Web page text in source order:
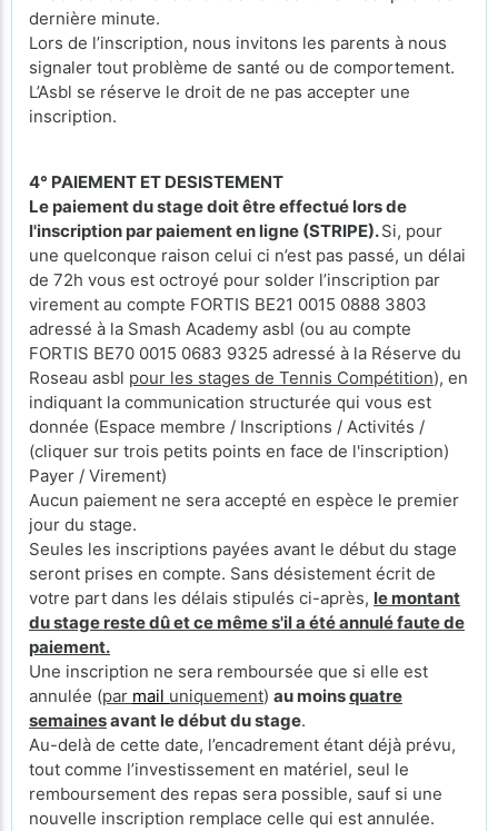
dernière minute.
Lors de l’inscription, nous invitons les parents à nous
signaler tout problème de santé ou de comportement.
L’Asbl se réserve le droit de ne pas accepter une
inscription.
4° PAIEMENT ET DESISTEMENT
Le paiement du stage doit être effectué lors de
l'inscription par paiement en ligne (STRIPE).Si, pour
une quelconque raison celui ci n’est pas passé, un délai
de 72h vous est octroyé pour solder l’inscription par
virement au compte FORTIS BE21 0015 0888 3803
adressé à la Smash Academy asbl (ou au compte
FORTIS BE70 0015 0683 9325 adressé à la Réserve du
Roseau asbl pour les stages de Tennis Compétition), en
indiquant la communication structurée qui vous est
donnée (Espace membre / Inscriptions / Activités /
(cliquer sur trois petits points en face de l'inscription)
Payer / Virement)
Aucun paiement ne sera accepté en espèce le premier
jour du stage.
Seules les inscriptions payées avant le début du stage
seront prises en compte. Sans désistement écrit de
votre part dans les délais stipulés ci-après, le montant
du stage reste dû et ce même s'il a été annulé faute de
paiement.
Une inscription ne sera remboursée que si elle est
annulée (par mail uniquement) au moinsquatre
semainesavant le début du stage.
Au-delà de cette date, l’encadrement étant déjà prévu,
tout comme l’investissement en matériel, seul le
remboursement des repas sera possible, sauf si une
nouvelle inscription remplace celle qui est annulée.